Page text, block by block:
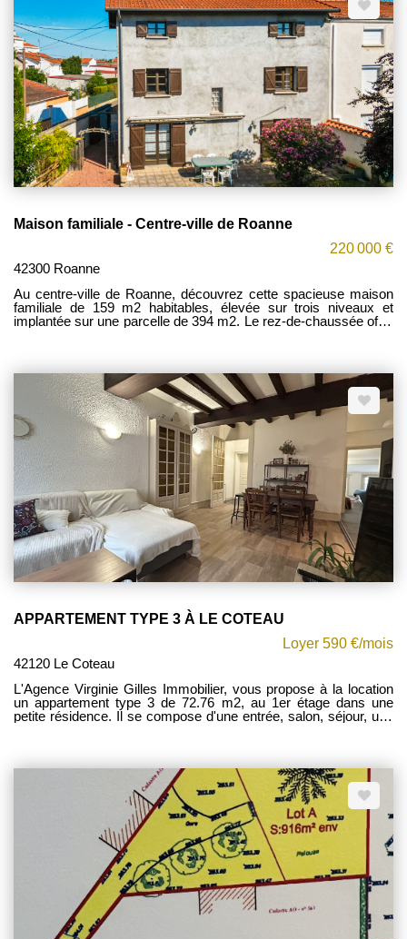
de cuisson, four et hotte) ouvrant sur un balcon, de deux
chambres disposant de rangements, d'une salle de bains ainsi
que de WC indépendants. Une cave vient compléter ce bien.
Disponible à partir du 10/10/2026. Les provisions sur charges
s'élèvent à 150 EUR par mois et comprennent le chauffage,
l'eau chaude et l'eau froide, ainsi que l'entretien des parties
communes (avec régularisation annuelle). Pour tout
renseignement complémentaire ou pour organiser une visite,
contactez votre conseillère Mylène FOREST au 06 77 41 95 73.
État des risques : Les informations sur les risques auxquels ce
bien est exposé sont disponibles sur le site officiel de
Géorisques : www.georisques.gouv.fr.
Maison familiale - Centre-ville de Roanne
220 000 €
42300 Roanne
Au centre-ville de Roanne, découvrez cette spacieuse maison
familiale de 159 m2 habitables, élevée sur trois niveaux et
implantée sur une parcelle de 394 m2. Le rez-de-chaussée offre
quotidien. Au premier étage, l'espace nuit se compose de deux
chambres, d'une salle de jeux attenante pouvant également faire
office de bureau ou d'espace détente, d'une salle de bains, d'un
WC indépendant et d'un espace de rangement. Le deuxième
étage propose trois chambres supplémentaires, un WC ainsi
qu'un point d'eau, offrant un espace idéal pour une grande
famille ou pour recevoir. En sous-sol, une cave complète les
prestations de cette maison. Sa proximité avec les écoles, la
gare, les commerces, les transports et le centre-ville constitue
un véritable atout pour profiter d'un cadre de vie pratique et
agréable. Contact direct :Anaïs Le Bourdonnec 06 10 36 40
56RSAC: 889958799 Mandat: 20201508 État des risques et
pollutions : Les informations sur les risques auxquels ce bien
est exposé sont disponibles sur le site Géorisques :
www.georisques.gouv.fr. Selon l'article L.561.5 du Code
Monétaire et Financier, pour l'organisation de la visite, la
APPARTEMENT TYPE 3 À LE COTEAU
Loyer 590 €/mois
42120 Le Coteau
L'Agence Virginie Gilles Immobilier, vous propose à la location
un appartement type 3 de 72.76 m2, au 1er étage dans une
petite résidence. Il se compose d'une entrée, salon, séjour, une
communs avec régularisation annuelle. Contactez votre
conseillère Mylène FOREST au 0677419573 Etat des risques et
pollutions. Les informations sur les risques auxquels ce bien est
exposé sont disponibles sur le site : www.georisques.gouv.fr